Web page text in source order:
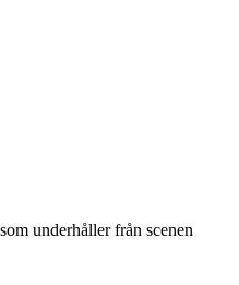
underhåller från scenen